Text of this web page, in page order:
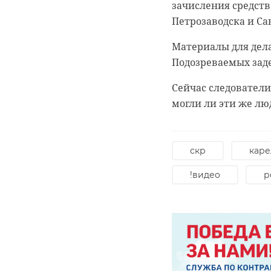
зачисления
Петрозаводска и
Материалы для
Подозреваемых
Сейчас
могли ли эти же
скр
!видео
водителей.
предприятия.
Фото: https://max.ru/
гуп
уделяли
как новых,
здесь была
–
размахивали
Санкт-
«Участие